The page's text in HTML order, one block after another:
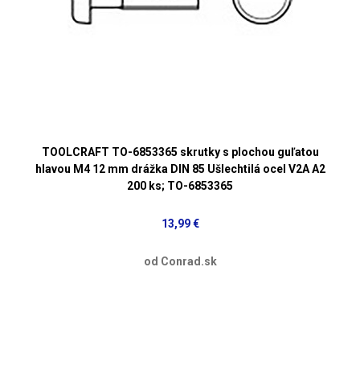
TOOLCRAFT TO-6853365 skrutky s plochou guľatou
hlavou M4 12 mm drážka DIN 85 Ušlechtilá ocel V2A A2
200 ks; TO-6853365
13,99 €
od Conrad.sk